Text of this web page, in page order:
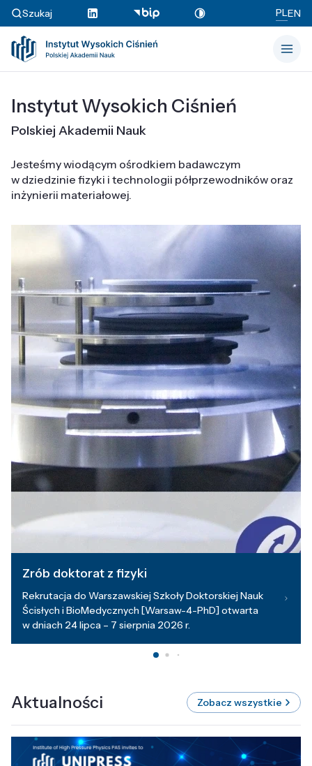
Szukaj PLEN
Instytut Wysokich Ciśnień
Polskiej Akademii Nauk
Jesteśmy wiodącym ośrodkiem badawczym
w dziedzinie fizyki i technologii półprzewodników oraz
inżynierii materiałowej.
Zrób doktorat z fizyki
Rekrutacja do Warszawskiej Szkoły Doktorskiej Nauk
Ścisłych i BioMedycznych [Warsaw-4-PhD] otwarta
w dniach 24 lipca – 7 sierpnia 2026 r.
Aktualności Zobacz wszystkie